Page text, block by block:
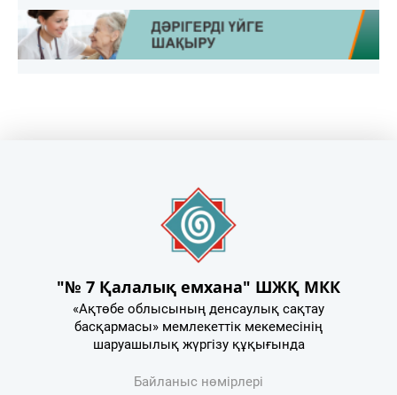
"№ 7 Қалалық емхана" ШЖҚ МКК
«Ақтөбе облысының денсаулық сақтау
басқармасы» мемлекеттік мекемесінің
шаруашылық жүргізу құқығында
Байланыс нөмірлері